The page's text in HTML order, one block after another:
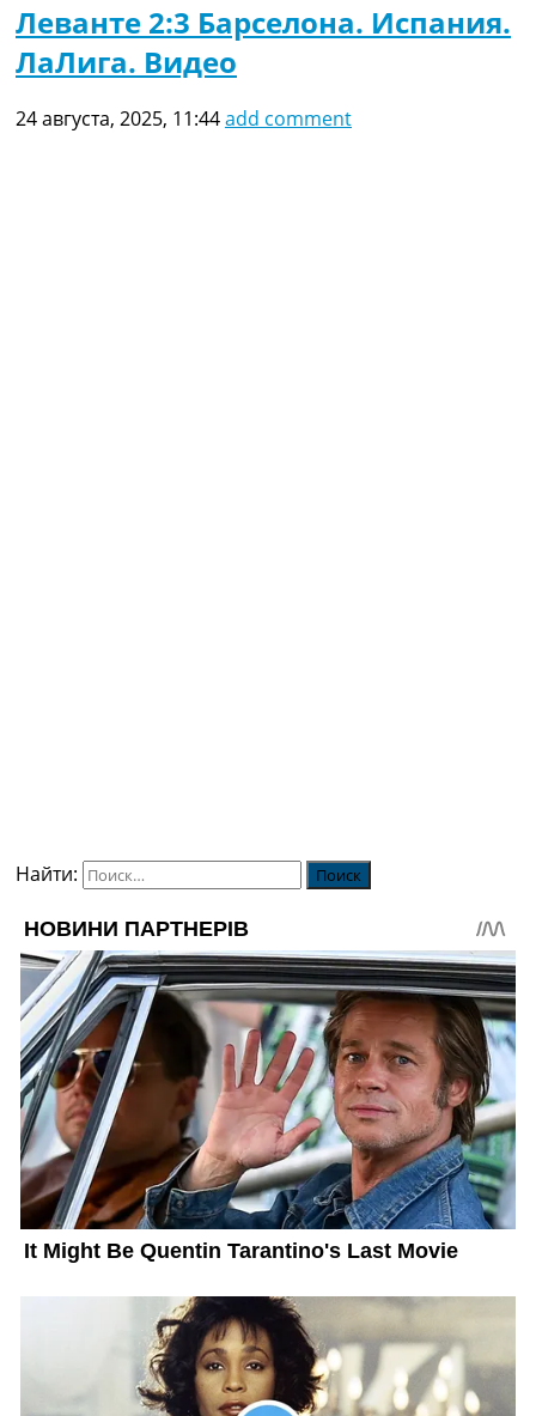
Леванте 2:3 Барселона. Испания.
ЛаЛига. Видео
24 августа, 2025, 11:44add comment
Найти: